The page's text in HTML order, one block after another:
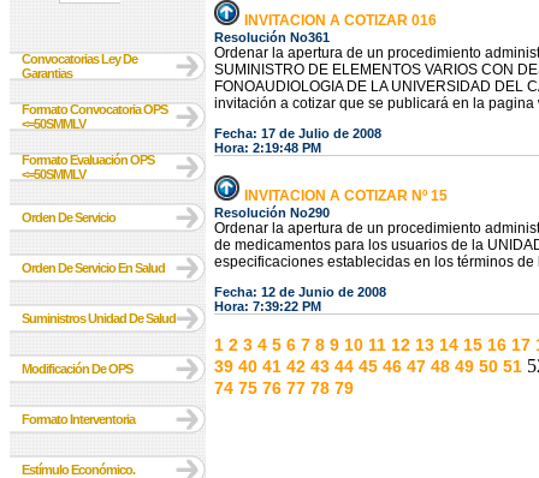
Convocatorias Ley De
Garantias
Formato Convocatoria OPS
<=50SMMLV
Formato Evaluación OPS
<=50SMMLV
Orden De Servicio
Orden De Servicio En Salud
Suministros Unidad De Salud
Modificación De OPS
Formato Interventoria
Estímulo Económico.
INVITACION A COTIZAR 016
Resolución No361
Ordenar la apertura de un procedimiento
SUMINISTRO DE ELEMENTOS VARIOS CON
FONOAUDIOLOGIA DE LA UNIVERSIDAD
invitación a cotizar que se publicará en la pagina
Fecha: 17 de Julio de 2008
Hora: 2:19:48 PM
INVITACION A COTIZAR Nº 15
Resolución No290
Ordenar la apertura de un procedimiento
de medicamentos para los usuarios de la
especificaciones establecidas en los términos
Fecha: 12 de Junio de 2008
Hora: 7:39:22 PM
1 2 3 4 5 6 7 8 9 10 11 12 13 14 15 16 17
39 40 41 42 43 44 45 46 47 48 49 50 51
74 75 76 77 78 79